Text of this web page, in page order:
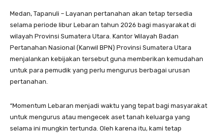
Medan, Tapanuli – Layanan pertanahan akan tetap tersedia
selama periode libur Lebaran tahun 2026 bagi masyarakat di
wilayah Provinsi Sumatera Utara. Kantor Wilayah Badan
Pertanahan Nasional (Kanwil BPN) Provinsi Sumatera Utara
menjalankan kebijakan tersebut guna memberikan kemudahan
untuk para pemudik yang perlu mengurus berbagai urusan
pertanahan.
“Momentum Lebaran menjadi waktu yang tepat bagi masyarakat
untuk mengurus atau mengecek aset tanah keluarga yang
selama ini mungkin tertunda. Oleh karena itu, kami tetap